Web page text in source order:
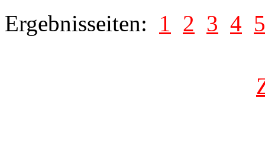
Ergebnisseiten: 1 2 3 4 5